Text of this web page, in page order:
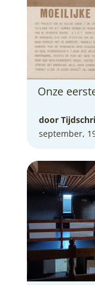
Onze
door
september,